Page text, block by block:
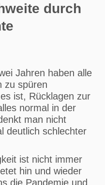
durch
Jahren haben alle
zu spüren
ist, Rücklagen zur
normal in der
man nicht
deutlich schlechter
ist nicht immer
hin und wieder
die Pandemie und